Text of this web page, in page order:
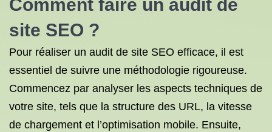
Comment faire un audit de
site SEO ?
Pour réaliser un audit de site SEO efficace, il est
essentiel de suivre une méthodologie rigoureuse.
Commencez par analyser les aspects techniques de
votre site, tels que la structure des URL, la vitesse
de chargement et l’optimisation mobile. Ensuite,